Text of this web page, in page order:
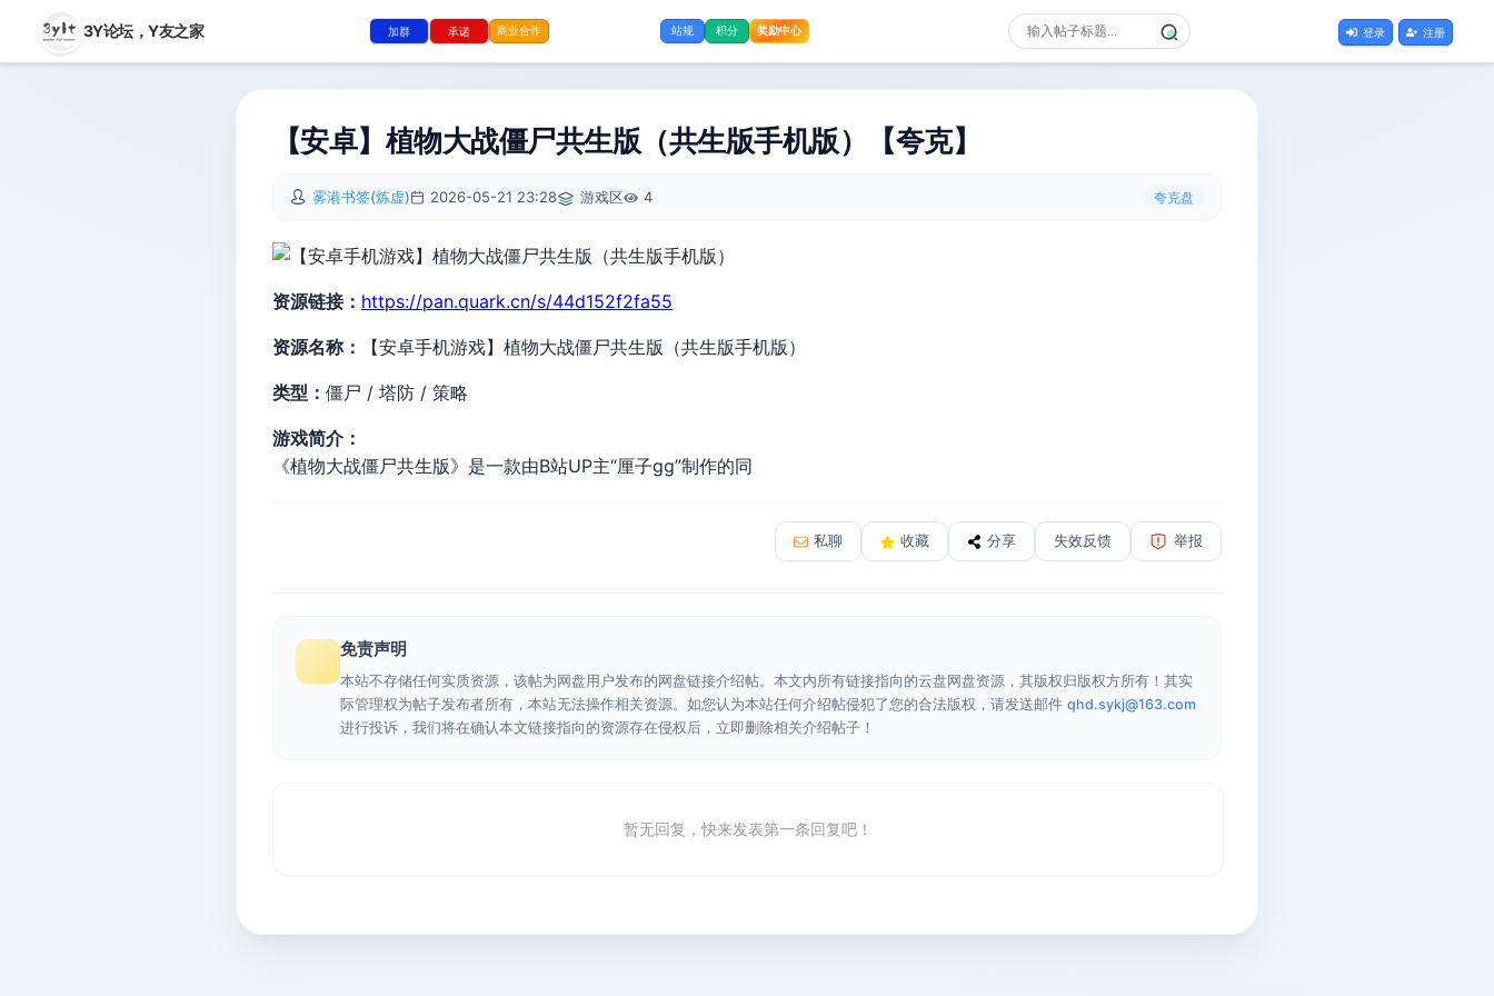
3Y论坛，Y友之家 加群 承诺 商业合作 站规 积分 奖励中心 登录 注册
【安卓】植物大战僵尸共生版（共生版手机版）【夸克】
雾港书签(炼虚) 2026-05-21 23:28 游戏区 4 夸克盘
资源链接： https://pan.quark.cn/s/44d152f2fa55
资源名称： 【安卓手机游戏】植物大战僵尸共生版（共生版手机版）
类型： 僵尸 / 塔防 / 策略
游戏简介：
《植物大战僵尸共生版》是一款由B站UP主“厘子gg”制作的同
私聊 收藏 分享 失效反馈 举报
免责声明
本站不存储任何实质资源，该帖为网盘用户发布的网盘链接介绍帖。本文内所有链接指向的云盘网盘资源，其版权归版权方所有！其实
际管理权为帖子发布者所有，本站无法操作相关资源。如您认为本站任何介绍帖侵犯了您的合法版权，请发送邮件 qhd.sykj@163.com
进行投诉，我们将在确认本文链接指向的资源存在侵权后，立即删除相关介绍帖子！
暂无回复，快来发表第一条回复吧！